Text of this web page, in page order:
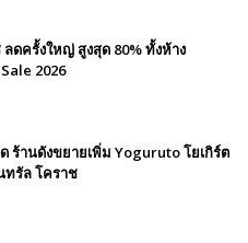
ดครั้งใหญ่ สูงสุด 80% ทั้งห้าง
2026
ร้านดังขยายเพิ่ม Yoguruto โยเกิร์ต
ทรัล โคราช